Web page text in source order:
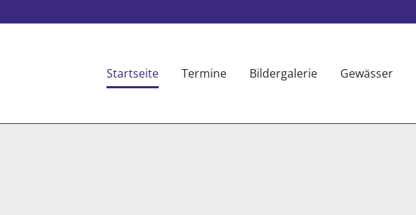
Startseite Termine Bildergalerie Gewässer